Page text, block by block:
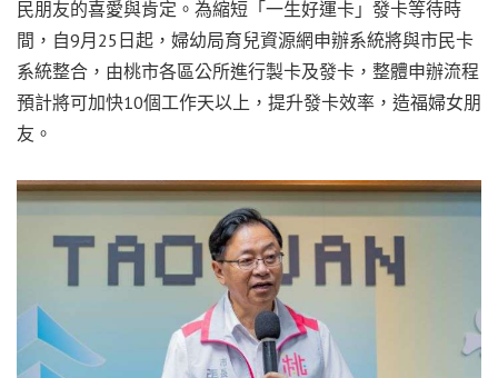
民朋友的喜愛與肯定。為縮短「一生好運卡」發卡等待時
間，自9月25日起，婦幼局育兒資源網申辦系統將與市民卡
系統整合，由桃市各區公所進行製卡及發卡，整體申辦流程
預計將可加快10個工作天以上，提升發卡效率，造福婦女朋
友。